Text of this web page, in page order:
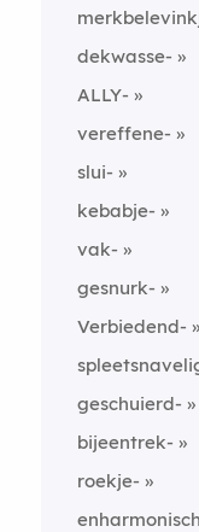
dekwasse-
ALLY-
vereffene-
slui-
kebabje-
vak-
gesnurk-
Verbiedend-
geschuierd-
bijeentrek-
roekje-